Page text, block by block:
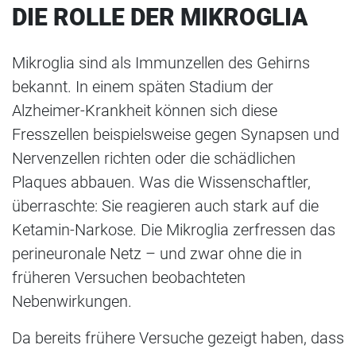
DIE ROLLE DER MIKROGLIA
Mikroglia sind als Immunzellen des Gehirns
bekannt. In einem späten Stadium der
Alzheimer-Krankheit können sich diese
Fresszellen beispielsweise gegen Synapsen und
Nervenzellen richten oder die schädlichen
Plaques abbauen. Was die Wissenschaftler,
überraschte: Sie reagieren auch stark auf die
Ketamin-Narkose. Die Mikroglia zerfressen das
perineuronale Netz – und zwar ohne die in
früheren Versuchen beobachteten
Nebenwirkungen.
Da bereits frühere Versuche gezeigt haben, dass